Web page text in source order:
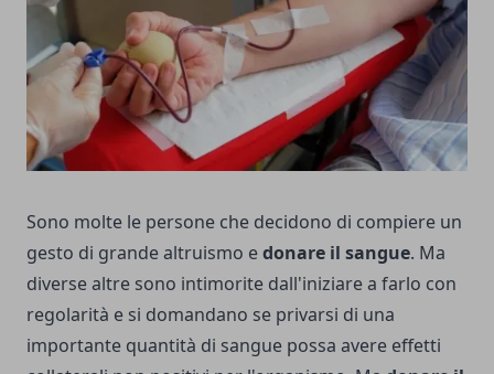
Sono molte le persone che decidono di compiere un
gesto di grande altruismo edonare il sangue. Ma
diverse altre sono intimorite dall'iniziare a farlo con
regolarità e si domandano se privarsi di una
importante quantità di sangue possa avere effetti